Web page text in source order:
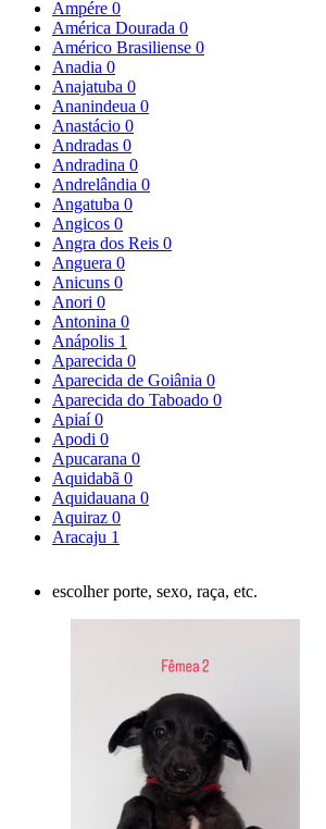
Ampére 0
América Dourada 0
Américo Brasiliense 0
Anadia 0
Anajatuba 0
Ananindeua 0
Anastácio 0
Andradas 0
Andradina 0
Andrelândia 0
Angatuba 0
Angicos 0
Angra dos Reis 0
Anguera 0
Anicuns 0
Anori 0
Antonina 0
Anápolis 1
Aparecida 0
Aparecida de Goiânia 0
Aparecida do Taboado 0
Apiaí0
Apodi 0
Apucarana 0
Aquidabã 0
Aquidauana 0
Aquiraz 0
Aracaju 1
escolher porte, sexo, raça, etc.